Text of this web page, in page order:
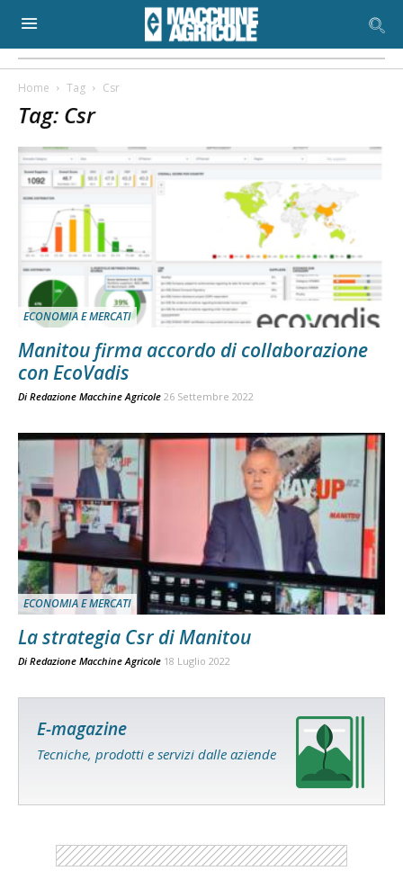
Home Tag Csr
Tag: Csr
ECONOMIA E MERCATI
Manitou firma accordo di collaborazione
con EcoVadis
Di Redazione Macchine Agricole 26 Settembre 2022
ECONOMIA E MERCATI
La strategia Csr di Manitou
Di Redazione Macchine Agricole 18 Luglio 2022
E-magazine
Tecniche, prodotti e servizi dalle aziende